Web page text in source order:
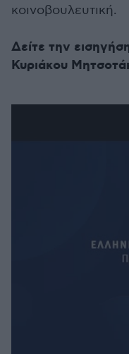
κοινοβουλευτική.
Δείτε την
Κυριάκου